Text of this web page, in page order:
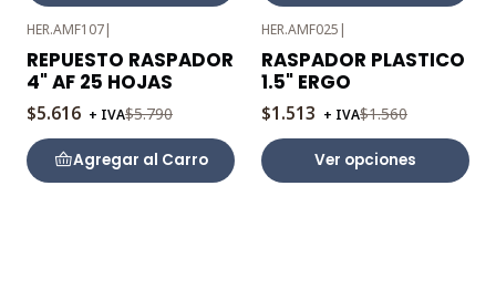
-3%
OFF
HER.AMF107|
REPUESTO RASPADOR
4" AF 25 HOJAS
$5.616 + IVA$5.790
Agregar al Carro
-3%
OFF
HER.AMF025 |
RASPADOR PLASTICO
1.5" ERGO
$1.513 + IVA$1.560
Ver opciones